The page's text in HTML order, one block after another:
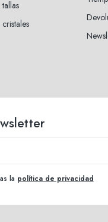
la política de privacidad